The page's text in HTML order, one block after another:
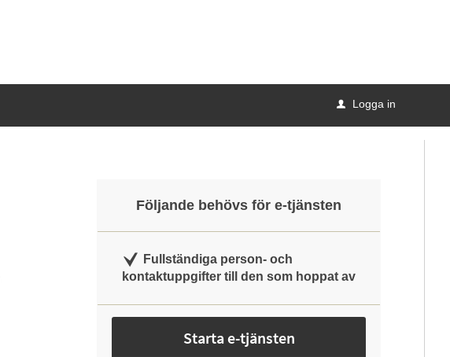
u Logga in
Följande behövs för e-tjänsten
Fullständiga person- och
kontaktuppgifter till den som hoppat av
Starta e-tjänsten